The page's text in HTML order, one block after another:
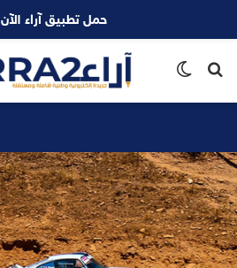
بحث
حمل تطبيق آراء الآن